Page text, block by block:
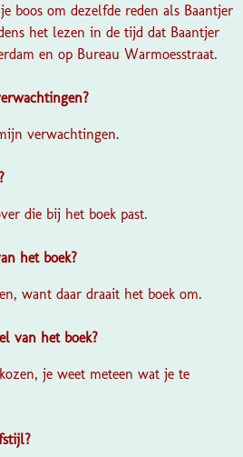
boos om dezelfde reden als Baantjer
het lezen in de tijd dat Baantjer
en op Bureau Warmoesstraat.
verwachtingen.
die bij het boek past.
het boek?
want daar draait het boek om.
van het boek?
je weet meteen wat je te